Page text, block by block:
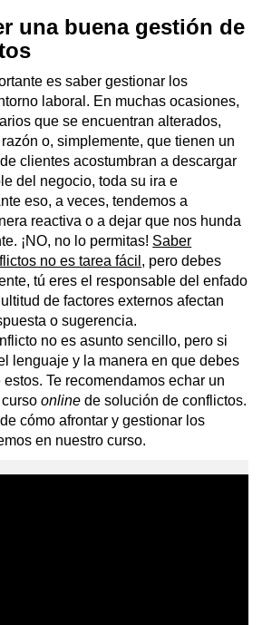
una buena gestión de
es saber gestionar los
laboral. En muchas ocasiones,
que se encuentran alterados,
o, simplemente, que tienen un
clientes acostumbran a descargar
del negocio, toda su ira e
eso, a veces, tendemos a
reactiva o a dejar que nos hunda
¡NO, no lo permitas! Saber
no es tarea fácil , pero debes
tú eres el responsable del enfado
de factores externos afectan
o sugerencia.
no es asunto sencillo, pero si
lenguaje y la manera en que debes
Te recomendamos echar un
cursoonline de solución de conflictos.
cómo afrontar y gestionar los
en nuestro curso.